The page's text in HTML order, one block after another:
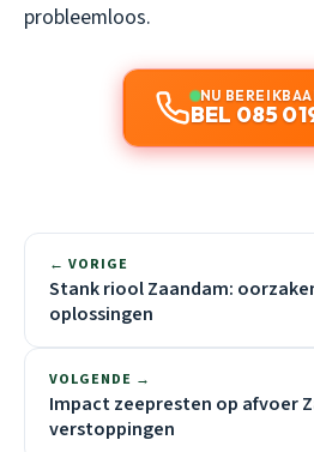
probleemloos.
NU
BEL 085
← VORIGE
Stank riool Zaandam:
oplossingen
VOLGENDE →
Impact zeepresten op afvoer
verstoppingen